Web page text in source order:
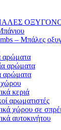
– Μπάλες
αρώματα
αρώματα
αρώματα
κεριά
αρωματιστές
χώρου σε σπρέι
αυτοκινήτου